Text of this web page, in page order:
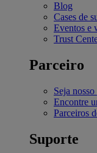
Blog
Cases de
Eventos e
Trust
Parceiro
Seja
Encontre
Parceiros
Suporte